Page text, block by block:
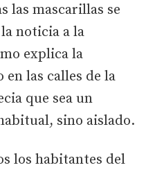
las mascarillas se
noticia a la
explica la
las calles de la
que sea un
sino aislado.
los habitantes del